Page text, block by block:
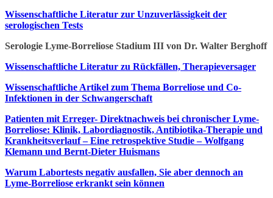
Wissenschaftliche Literatur zur Unzuverlässigkeit der
serologischen Tests
Serologie Lyme-Borreliose Stadium III von Dr. Walter Berghoff
Wissenschaftliche Literatur zu Rückfällen, Therapieversager
Wissenschaftliche Artikel zum Thema Borreliose und Co-
Infektionen in der Schwangerschaft
Patienten mit Erreger- Direktnachweis bei chronischer Lyme-
Borreliose: Klinik, Labordiagnostik, Antibiotika-Therapie und
Krankheitsverlauf – Eine retrospektive Studie – Wolfgang
Klemann und Bernt-Dieter Huismans
Warum Labortests negativ ausfallen, Sie aber dennoch an
Lyme-Borreliose erkrankt sein können